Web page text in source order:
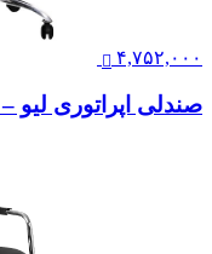
۴,۷۵۲,۰۰۰
صندلی اپراتوری لیو – K52